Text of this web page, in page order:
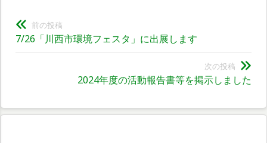
投
稿
ゲ
前の投稿
前
の
7/26「川西市環境フェスタ」に出展します
次の投稿
投
2024年度の活動報告書等を掲示しました